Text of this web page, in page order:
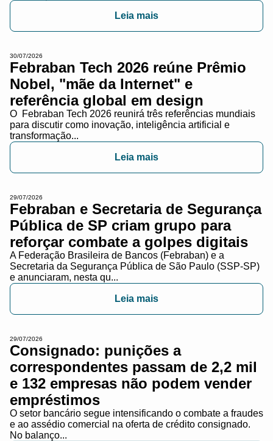
Leia mais
30/07/2026
Febraban Tech 2026 reúne Prêmio
Nobel, "mãe da Internet" e
referência global em design
O Febraban Tech 2026 reunirá três referências mundiais
para discutir como inovação, inteligência artificial e
transformação...
Leia mais
29/07/2026
Febraban e Secretaria de Segurança
Pública de SP criam grupo para
reforçar combate a golpes digitais
A Federação Brasileira de Bancos (Febraban) e a
Secretaria da Segurança Pública de São Paulo (SSP-SP)
e anunciaram, nesta qu...
Leia mais
29/07/2026
Consignado: punições a
correspondentes passam de 2,2 mil
e 132 empresas não podem vender
empréstimos
O setor bancário segue intensificando o combate a fraudes
e ao assédio comercial na oferta de crédito consignado.
No balanço...